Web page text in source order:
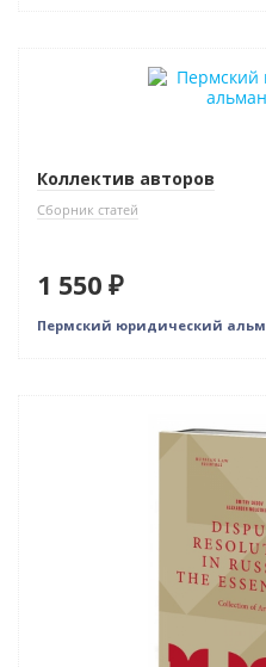
Коллектив авторов
Сборник статей
1 550 ₽
Пермский юридический